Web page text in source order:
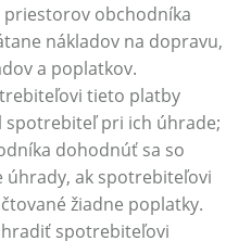
obchodníka
nákladov na dopravu,
a poplatkov.
tieto platby
spotrebiteľ pri ich úhrade;
dohodnúť sa so
ak spotrebiteľovi
žiadne poplatky.
spotrebiteľovi